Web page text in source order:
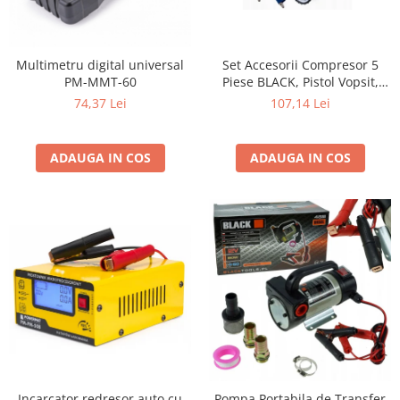
Multimetru digital universal
PM-MMT-60
74,37 Lei
ADAUGA IN COS
Set Accesorii Compresor 5
Piese BLACK, Pistol Vopsit,
Umflat, Suflat, Spălat și Furtun
107,14 Lei
ADAUGA IN COS